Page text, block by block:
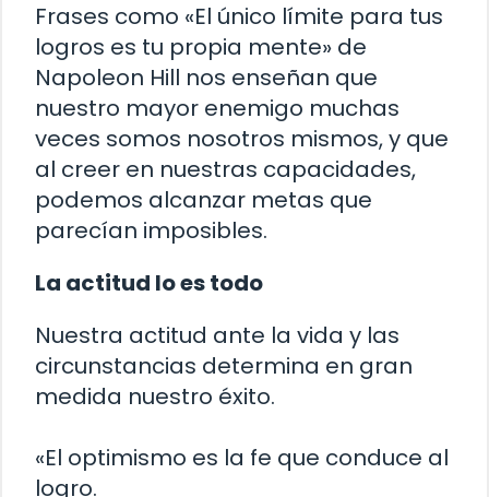
Frases como «El único límite para tus
logros es tu propia mente» de
Napoleon Hill nos enseñan que
nuestro mayor enemigo muchas
veces somos nosotros mismos, y que
al creer en nuestras capacidades,
podemos alcanzar metas que
parecían imposibles.
La actitud lo es todo
Nuestra actitud ante la vida y las
circunstancias determina en gran
medida nuestro éxito.
«El optimismo es la fe que conduce al
logro.